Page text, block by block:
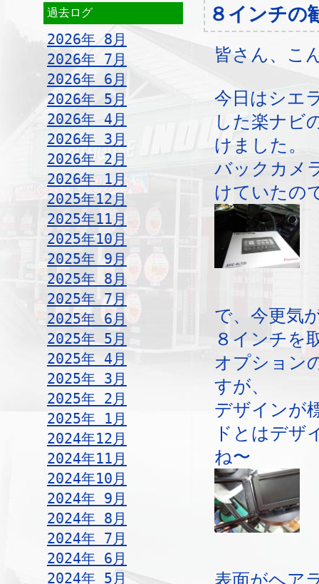
過去ログ
2026年 8月
2026年 7月
2026年 6月
2026年 5月
2026年 4月
2026年 3月
2026年 2月
2026年 1月
2025年12月
2025年11月
2025年10月
2025年 9月
2025年 8月
2025年 7月
2025年 6月
2025年 5月
2025年 4月
2025年 3月
2025年 2月
2025年 1月
2024年12月
2024年11月
2024年10月
2024年 9月
2024年 8月
2024年 7月
2024年 6月
2024年 5月
８インチの
皆さん、こ
今日はシエ
した楽ナビ
けました。
バックカメ
けていたの
で、今更気
８インチを
オプション
すが、
デザインが
ドとはデザ
ね〜
表面がヘア